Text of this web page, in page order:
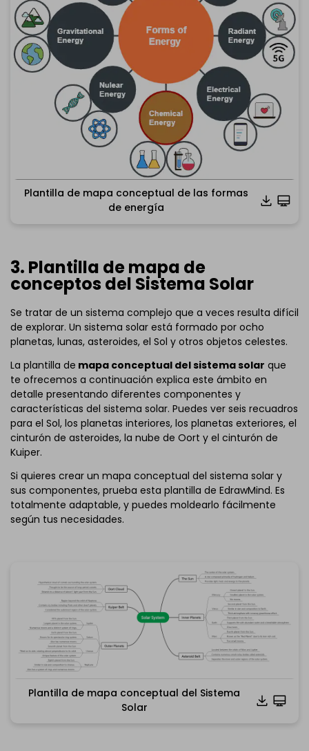
Haz clic para descargar y utilizar esta plantilla.
Si aún no tienes EdrawMind,descárgalogratis desde
aquí
abajo.
También puedes descargarEdrawMind Onlinegratis
desde aquí
abajo.
Plantilla de mapa conceptual de las formas
de energía
3. Plantilla de mapa de
conceptos del Sistema Solar
Se tratar de un sistema complejo que a veces resulta difícil
de explorar. Un sistema solar está formado por ocho
planetas, lunas, asteroides, el Sol y otros objetos celestes.
La plantilla de mapa conceptual del sistema solar que
te ofrecemos a continuación explica este ámbito en
detalle presentando diferentes componentes y
características del sistema solar. Puedes ver seis recuadros
para el Sol, los planetas interiores, los planetas exteriores, el
cinturón de asteroides, la nube de Oort y el cinturón de
Kuiper.
Si quieres crear un mapa conceptual del sistema solar y
sus componentes, prueba esta plantilla de EdrawMind. Es
totalmente adaptable, y puedes moldearlo fácilmente
según tus necesidades.
Haz clic para descargar y utilizar esta plantilla.
archivo emmxdebe abrirse en EdrawMind.
Plantilla de mapa conceptual del Sistema
Solar